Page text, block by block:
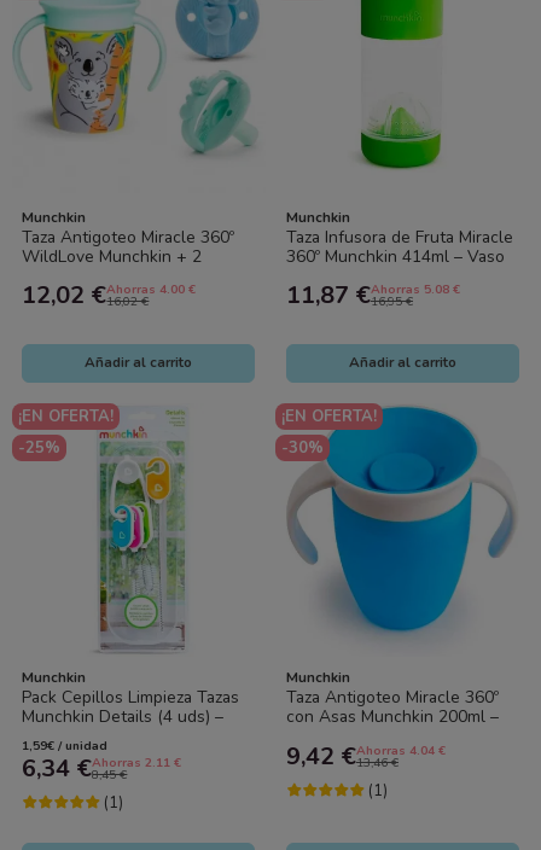
Munchkin
Taza Antigoteo Miracle 360º
WildLove Munchkin + 2
Vaso...
12,02 €Ahorras 4.00 €
16,02 €
Añadir al carrito
Munchkin
Taza Infusora de Fruta Miracle
360º Munchkin 414ml – Vaso
11,87 €Ahorras 5.08 €
16,95 €
Añadir al carrito
¡EN OFERTA!
-25%
Munchkin
Pack Cepillos Limpieza Tazas
Munchkin Details (4 uds) –
Cepillos para Pajitas y...
1,59€ / unidad
6,34 €Ahorras 2.11 €
8,45 €
(1)
¡EN OFERTA!
-30%
Munchkin
Taza Antigoteo Miracle 360º
con Asas Munchkin 200ml –
Bebé Sin...
9,42 €Ahorras 4.04 €
13,46 €
(1)